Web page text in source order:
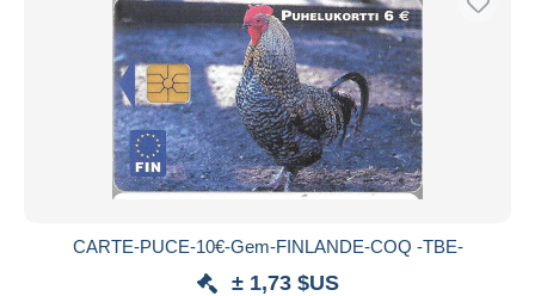
CARTE-PUCE-10€-Gem-FINLANDE-COQ -TBE-
± 1,73 $US